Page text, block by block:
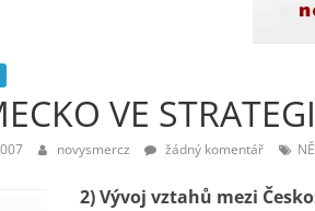
VE
novysmercz žádný komentář
2) Vývoj vztahů mezi